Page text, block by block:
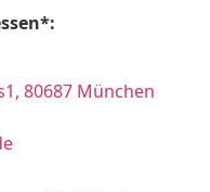
80687 München